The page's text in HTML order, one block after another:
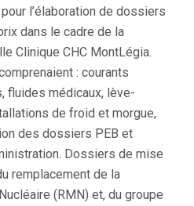
l’élaboration de dossiers
dans le cadre de la
Clinique CHC MontLégia.
: courants
fluides médicaux, lève-
de froid et morgue,
des dossiers PEB et
Dossiers de mise
remplacement de la
(RMN) et, du groupe